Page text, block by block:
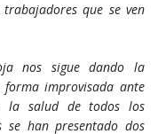
que se ven
nos sigue dando la
improvisada ante
la salud de todos los
han presentado dos